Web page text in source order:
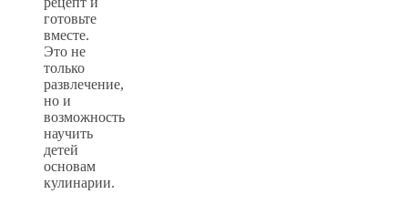
готовьте
вместе.
Это не
только
развлечение,
но и
возможность
научить
детей
основам
кулинарии.